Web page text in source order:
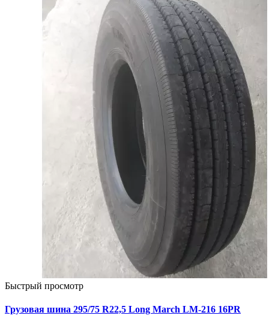
Быстрый просмотр
Грузовая шина 295/75 R22,5 Long March LM-216 16PR